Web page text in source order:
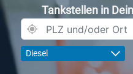
Tankstellen in
Diesel